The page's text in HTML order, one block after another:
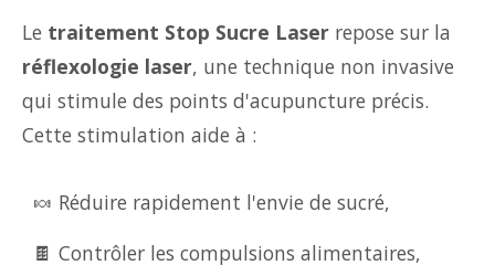
Le traitement Stop Sucre Laser repose sur la
réflexologie laser, une technique non invasive
qui stimule des points d'acupuncture précis.
Cette stimulation aide à :
🍬 Réduire rapidement l'envie de sucré,
🍫 Contrôler les compulsions alimentaires,